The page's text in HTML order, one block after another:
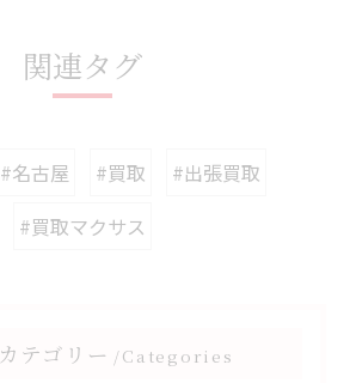
関連タグ
#名古屋 #買取
#出張買取
#買取マクサス
カテゴリー Categories